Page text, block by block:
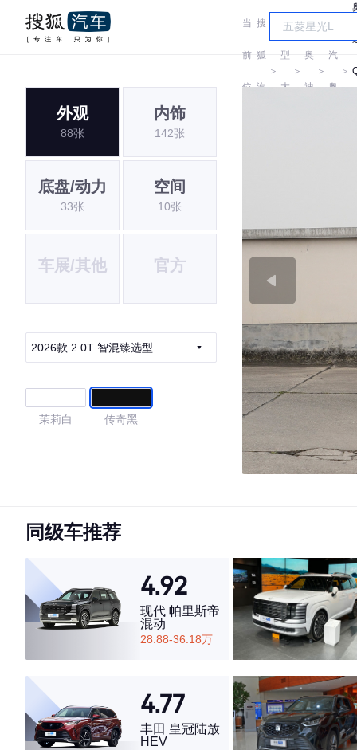
当
前
位
搜
狐
汽
＞
车
型
大
＞
奥
迪
＞
一
汽
奥
＞
外观
88张
内饰
142张
底盘/动力
33张
空间
10张
车展/其他 官方
2026款 2.0T 智混臻选型
茉莉白 传奇黑
同级车推荐
4.92
现代 帕里斯帝
混动
28.88-36.18万
4.77
丰田 皇冠陆放
HEV